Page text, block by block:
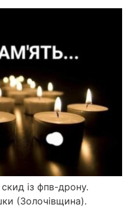
із фпв-дрону.
(Золочівщина).